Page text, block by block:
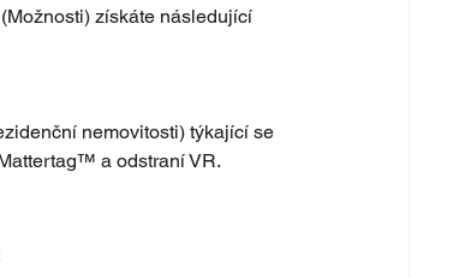
získáte následující
nemovitosti) týkající se
a odstraní VR.